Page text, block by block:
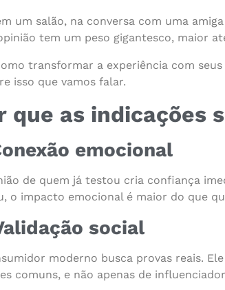
um salão, na conversa com uma
tem um peso gigantesco, maior
transformar a experiência com
isso que vamos falar.
que as indicações
emocional
de quem já testou cria confiança
o impacto emocional é maior do que
social
moderno busca provas reais.
comuns, e não apenas de